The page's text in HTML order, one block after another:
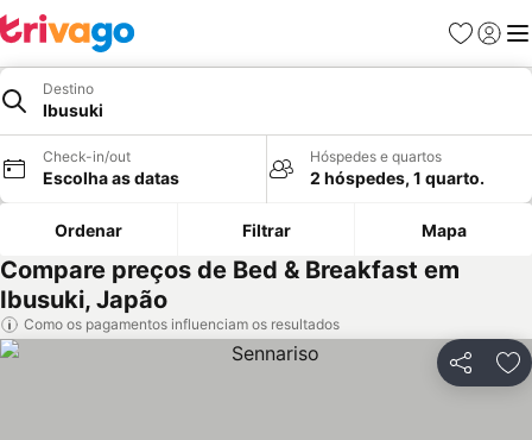
Favoritos
Iniciar
Destino
Ibusuki
Check-in/out
Escolha as datas
Hóspedes e quartos
2 hóspedes, 1 quarto.
Ordenar Filtrar Mapa
Compare preços de Bed & Breakfast em
Ibusuki, Japão
Como os pagamentos influenciam os resultados
Partilhar